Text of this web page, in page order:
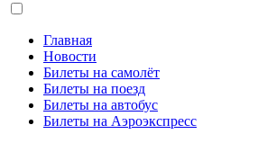
Главная
Новости
Билеты на самолёт
Билеты на поезд
Билеты на автобус
Билеты на Аэроэкспресс